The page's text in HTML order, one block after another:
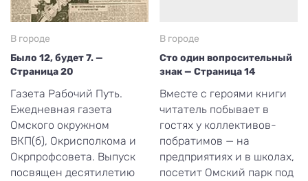
В городе
Было 12, будет 7. —
Страница 20
Газета Рабочий Путь.
Ежедневная газета
Омского окружном
ВКП(б), Окрисполкома и
Окрпрофсовета. Выпуск
посвящен десятилетию
В городе
Сто один вопросительный
знак — Страница 14
Вместе с героями книги
читатель побывает в
гостях у коллективов-
побратимов — на
предприятиях и в школах,
посетит Омский парк под